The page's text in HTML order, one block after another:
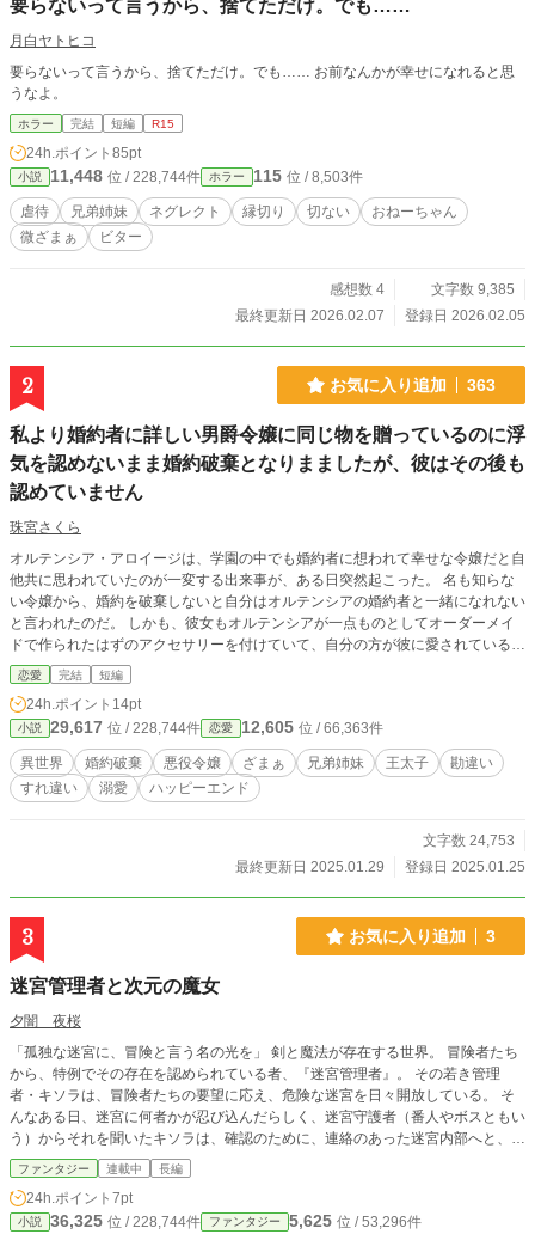
要らないって言うから、捨てただけ。でも……
月白ヤトヒコ
要らないって言うから、捨てただけ。でも…… お前なんかが幸せになれると思
うなよ。
ホラー 完結 短編 R15
24h.ポイント 85pt
小説 11,448 位 / 228,744件 ホラー 115 位 / 8,503件
虐待 兄弟姉妹 ネグレクト 縁切り 切ない
おねーちゃん
微ざまぁ
ビター
感想数 4
文字数 9,385
最終更新日 2026.02.07
登録日 2026.02.05
2 お気に入り追加 363
私より婚約者に詳しい男爵令嬢に同じ物を贈っているのに浮
気を認めないまま婚約破棄となりまましたが、彼はその後も
認めていません
珠宮さくら
オルテンシア・アロイージは、学園の中でも婚約者に想われて幸せな令嬢だと自
他共に思われていたのが一変する出来事が、ある日突然起こった。 名も知らな
い令嬢から、婚約を破棄しないと自分はオルテンシアの婚約者と一緒になれない
と言われたのだ。 しかも、彼女もオルテンシアが一点ものとしてオーダーメイ
ドで作られたはずのアクセサリーを付けていて、自分の方が彼に愛されているか
のようによく知っていたのだ。 なぜ、そんなことになったのかを知ることにな
ってから、オルテンシアは思い知ることになるのだが、それは人間の思惑が絡み
合った複雑なものだった。
恋愛 完結 短編
24h.ポイント 14pt
小説 29,617 位 / 228,744件 恋愛 12,605 位 / 66,363件
異世界 婚約破棄 悪役令嬢 ざまぁ 兄弟姉妹 王太子
勘違い
すれ違い
溺愛 ハッピーエンド
文字数 24,753
最終更新日 2025.01.29
登録日 2025.01.25
3 お気に入り追加 3
迷宮管理者と次元の魔女
夕闇 夜桜
「孤独な迷宮に、冒険と言う名の光を」 剣と魔法が存在する世界。 冒険者たち
から、特例でその存在を認められている者、『迷宮管理者』。 その若き管理
者・キソラは、冒険者たちの要望に応え、危険な迷宮を日々開放している。 そ
んなある日、迷宮に何者かが忍び込んだらしく、迷宮守護者（番人やボスともい
う）からそれを聞いたキソラは、確認のために、連絡のあった迷宮内部へと、足
を踏み入れーー…… 黒き青年との出会いに、『ゲーム』という名の戦いの始ま
り。 自身の運命と繰り返される転生。 全てを知ったとき、キソラの下した判断
とは……？ 【不定期・月曜更新（偶数月の一回または奇数月の月曜更新予定）
です】 【※おそらく、皆さんの思う“迷宮管理者”とは少し違うと思われます】
ファンタジー 連載中 長編
24h.ポイント 7pt
小説 36,325 位 / 228,744件 ファンタジー 5,625 位 / 53,296件